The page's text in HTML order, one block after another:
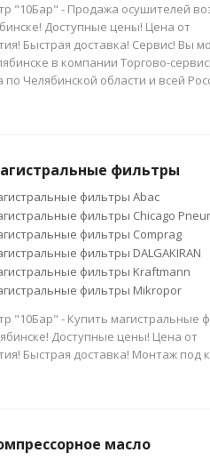
"10Бар" - Продажа осушителей
Доступные цены! Цена от
Быстрая доставка! Сервис! Вы
в компании Торгово-
Челябинской области и всей
фильтры
фильтры Abac
фильтры Chicago
фильтры Comprag
фильтры DALGAKIRAN
фильтры Kraftmann
фильтры Mikropor
"10Бар" - Купить магистральные
Доступные цены! Цена от
Быстрая доставка! Монтаж под
масло